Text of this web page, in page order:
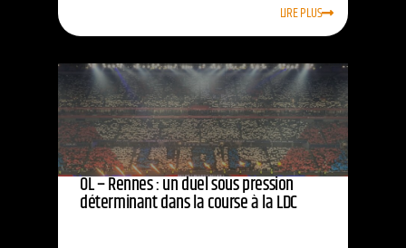
LIRE PLUS
OL – Rennes : un duel sous pression
déterminant dans la course à la LDC